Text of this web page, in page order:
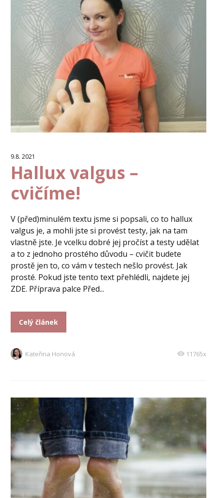
9.8. 2021
Hallux valgus –
cvičíme!
V (před)minulém textu jsme si popsali, co to hallux
valgus je, a mohli jste si provést testy, jak na tam
vlastně jste. Je vcelku dobré jej pročíst a testy udělat
a to z jednoho prostého důvodu – cvičit budete
prostě jen to, co vám v testech nešlo provést. Jak
prosté. Pokud jste tento text přehlédli, najdete jej
ZDE. Příprava palce Před...
Celý článek
Kateřina Honová 11765x